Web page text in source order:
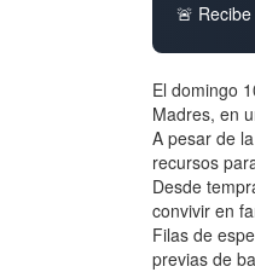
🚨
El domingo
Madres, en
A pesar de
recursos
Desde
convivir en
Filas de
previas de